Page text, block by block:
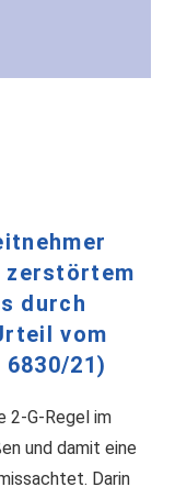
zerstörtem
durch
vom
6830/21)
2-G-Regel im
und damit eine
Darin